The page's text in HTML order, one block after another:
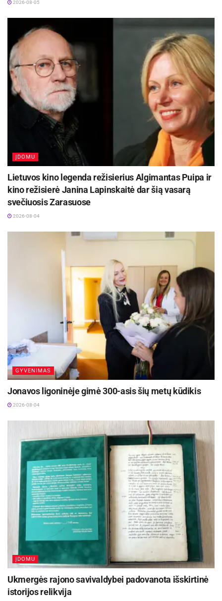
nesiims drausti.
2026-08-05
ĮDOMU
Lietuvos kino legenda režisierius Algimantas Puipa ir
kino režisierė Janina Lapinskaitė dar šią vasarą
svečiuosis Zarasuose
2026-08-04
GYVENIMAS
Jonavos ligoninėje gimė 300-asis šių metų kūdikis
2026-08-04
ĮDOMU
Ukmergės rajono savivaldybei padovanota išskirtinė
istorijos relikvija